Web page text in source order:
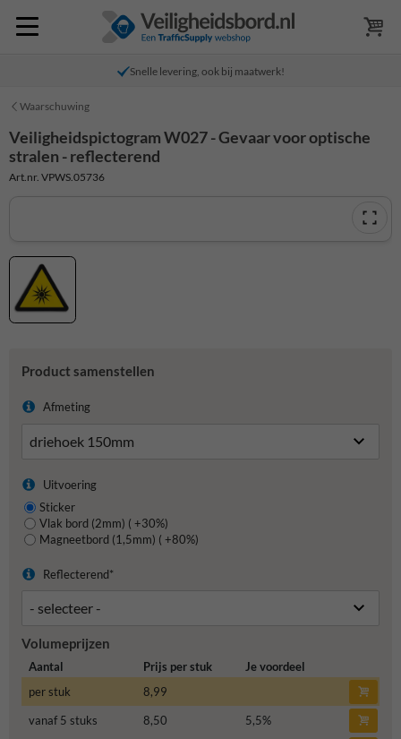
Snelle levering, ook bij maatwerk!
Waarschuwing
Veiligheidspictogram W027 - Gevaar voor optische
stralen - reflecterend
Art.nr. VPWS.05736
Product samenstellen
Afmeting
Uitvoering
Sticker
Vlak bord (2mm) ( +30%)
Magneetbord (1,5mm) ( +80%)
Reflecterend*
Volumeprijzen
Aantal Prijs per stuk
Je voordeel
per stuk
8,99
vanaf 5 stuks
8,50 5,5%